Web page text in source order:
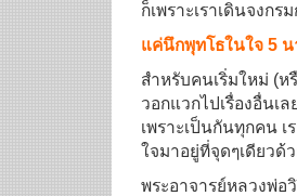
ก็เพราะเราเดินจงกร
แค่นึกพุทโธในใจ 5
สำหรับคนเริ่มใหม่ (ห
วอกแวกไปเรื่องอื่นเ
เพราะเป็นกันทุกคน
ใจมาอยู่ที่จุดๆเดียวด้
พระอาจารย์หลวงพ่